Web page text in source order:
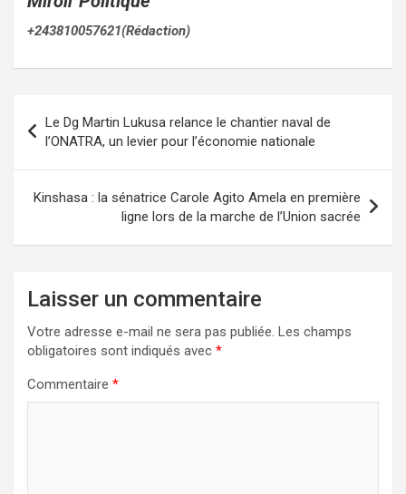
+243810057621(Rédaction)
de
l’article
Le Dg Martin Lukusa relance le chantier naval de
l’ONATRA, un levier pour l’économie nationale
Kinshasa : la sénatrice Carole Agito Amela en première
ligne lors de la marche de l’Union sacrée
Laisser un commentaire
Votre adresse e-mail ne sera pas publiée. Les champs
obligatoires sont indiqués avec *
Commentaire *